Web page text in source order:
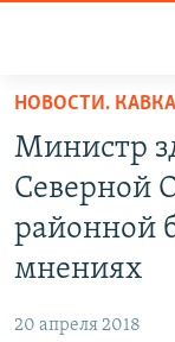
доступа
Вернуться
основному
содержанию
АВТОРСКИЕ
НОВОСТИ.
Министр
Северной
районной
мнениях
20 апреля 2018